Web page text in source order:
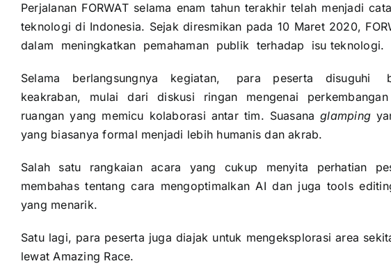
Perjalanan FORWAT selama enam tahun terakhir telah menjadi
teknologi di Indonesia. Sejak diresmikan pada 10 Maret 2020,
dalam meningkatkan pemahaman publik terhadap isu teknologi.
Selama berlangsungnya kegiatan, para peserta disuguhi
keakraban, mulai dari diskusi ringan mengenai
ruangan yang memicu kolaborasi antar tim. Suasanaglamping
yang biasanya formal menjadi lebih humanis dan akrab.
Salah satu rangkaian acara yang cukup menyita perhatian
membahas tentang cara mengoptimalkan AI dan juga tools
yang menarik.
Satu lagi, para peserta juga diajak untuk mengeksplorasi area
lewat Amazing Race.